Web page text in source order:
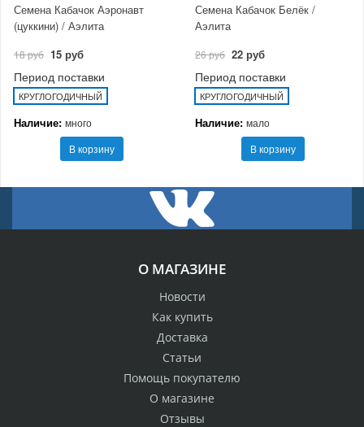
Семена Кабачок Аэронавт
(цуккини) / Аэлита
18 руб 15 руб
Период поставки
КРУГЛОГОДИЧНЫЙ
Наличие: много
В корзину
Семена Кабачок Белёк /
Аэлита
26 руб 22 руб
Период поставки
КРУГЛОГОДИЧНЫЙ
Наличие: мало
В корзину
О МАГАЗИНЕ
Новости
Как купить
Доставка
Статьи
Помощь покупателю
О магазине
Отзывы